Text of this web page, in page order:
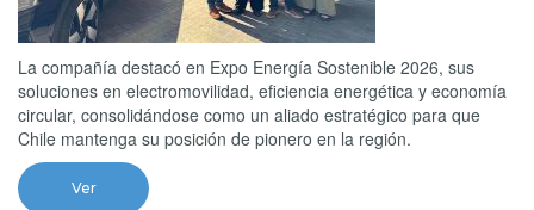
La compañía destacó en Expo Energía Sostenible 2026, sus
soluciones en electromovilidad, eficiencia energética y economía
circular, consolidándose como un aliado estratégico para que
Chile mantenga su posición de pionero en la región.
Ver